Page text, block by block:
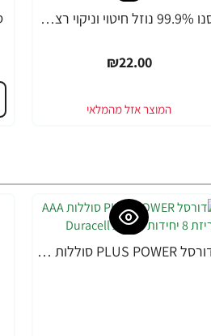
סנו 99.9% נוזל חיטוי וניקוי רצפות - 2 ליטר
₪22.00
דורסל PLUS POWER סוללות AAA אריזת 8 יחידות - מבית Duracell